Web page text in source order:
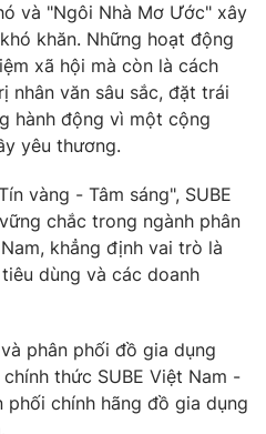
và "Ngôi Nhà Mơ Ước" xây
khăn. Những hoạt động
xã hội mà còn là cách
nhân văn sâu sắc, đặt trái
hành động vì một cộng
yêu thương.
vàng - Tâm sáng", SUBE
chắc trong ngành phân
khẳng định vai trò là
dùng và các doanh
phân phối đồ gia dụng
chính thức SUBE Việt Nam -
phối chính hãng đồ gia dụng